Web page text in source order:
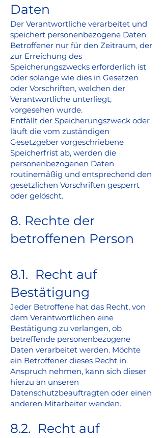
Daten
Der Verantwortliche verarbeitet und
speichert personenbezogene Daten
Betroffener nur für den Zeitraum, der
zur Erreichung des
Speicherungszwecks erforderlich ist
oder solange wie dies in Gesetzen
oder Vorschriften, welchen der
Verantwortliche unterliegt,
vorgesehen wurde.
Entfällt der Speicherungszweck oder
läuft die vom zuständigen
Gesetzgeber vorgeschriebene
Speicherfrist ab, werden die
personenbezogenen Daten
routinemäßig und entsprechend den
gesetzlichen Vorschriften gesperrt
oder gelöscht.
8. Rechte der
betroffenen Person
8.1. Recht auf
Bestätigung
Jeder Betroffene hat das Recht, von
dem Verantwortlichen eine
Bestätigung zu verlangen, ob
betreffende personenbezogene
Daten verarbeitet werden. Möchte
ein Betroffener dieses Recht in
Anspruch nehmen, kann sich dieser
hierzu an unseren
Datenschutzbeauftragten oder einen
anderen Mitarbeiter wenden.
8.2. Recht auf